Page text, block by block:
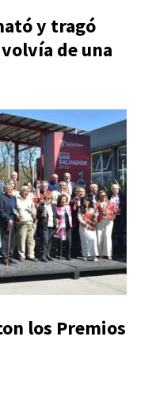
y tragó
de una
los Premios